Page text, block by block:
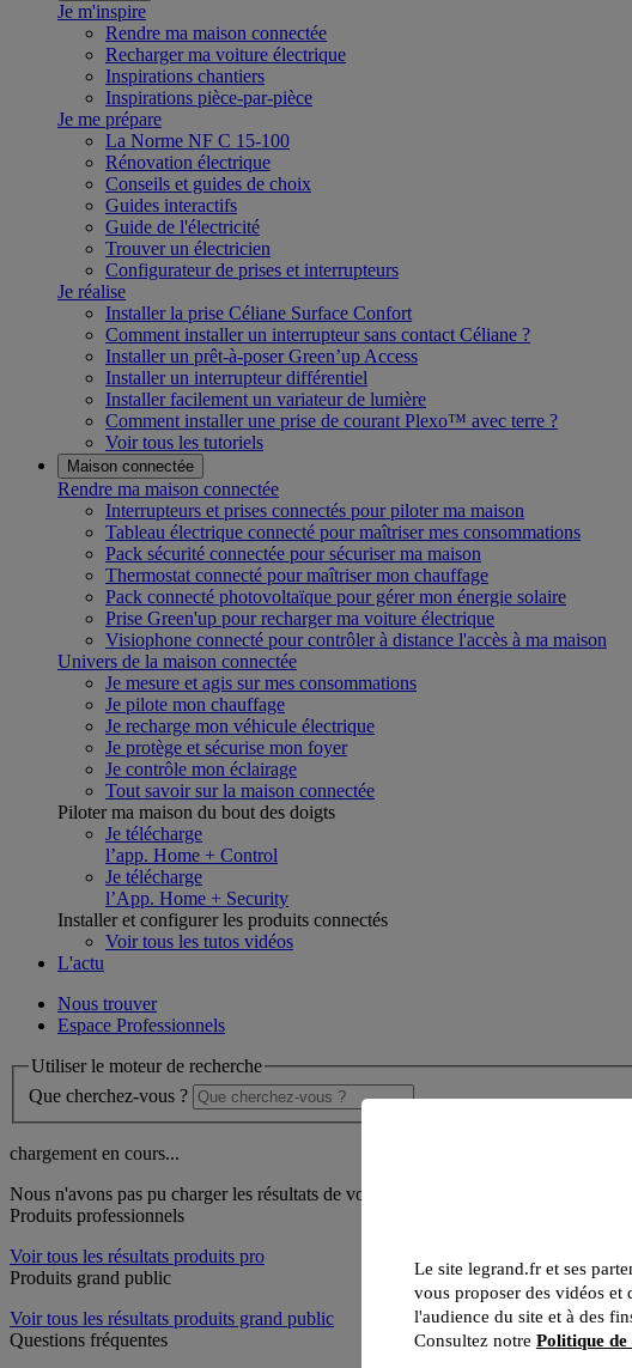
Je m'inspire
Rendre ma maison connectée
Recharger ma voiture électrique
Inspirations chantiers
Inspirations pièce-par-pièce
Je me prépare
La Norme NF C 15-100
Rénovation électrique
Conseils et guides de choix
Guides interactifs
Guide de l'électricité
Trouver un électricien
Configurateur de prises et interrupteurs
Je réalise
Installer la prise Céliane Surface Confort
Comment installer un interrupteur sans contact Céliane ?
Installer un prêt-à-poser Green’up Access
Installer un interrupteur différentiel
Installer facilement un variateur de lumière
Comment installer une prise de courant Plexo™ avec terre ?
Voir tous les tutoriels
Maison connectée
Rendre ma maison connectée
Interrupteurs et prises connectés pour piloter ma maison
Tableau électrique connecté pour maîtriser mes consommations
Pack sécurité connectée pour sécuriser ma maison
Thermostat connecté pour maîtriser mon chauffage
Pack connecté photovoltaïque pour gérer mon énergie solaire
Prise Green'up pour recharger ma voiture électrique
Visiophone connecté pour contrôler à distance l'accès à ma maison
Univers de la maison connectée
Je mesure et agis sur mes consommations
Je pilote mon chauffage
Je recharge mon véhicule électrique
Je protège et sécurise mon foyer
Je contrôle mon éclairage
Tout savoir sur la maison connectée
Piloter ma maison du bout des doigts
Je télécharge
l’app. Home + Control
Je télécharge
l’App. Home + Security
Installer et configurer les produits connectés
Voir tous les tutos vidéos
L'actu
Nous trouver
Espace Professionnels
Utiliser le moteur de recherche
Que cherchez-vous ?
chargement en cours...
Nous n'avons pas pu charger les résultats de votre recherche
Produits professionnels
Voir tous les résultats produits pro
Produits grand public
Voir tous les résultats produits grand public
Questions fréquentes
Le site legrand.fr et ses
vous proposer des vidéos et
l'audience du site et à des
Consultez notre Politique